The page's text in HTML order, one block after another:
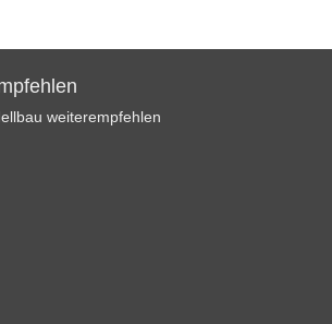
weiterempfehlen